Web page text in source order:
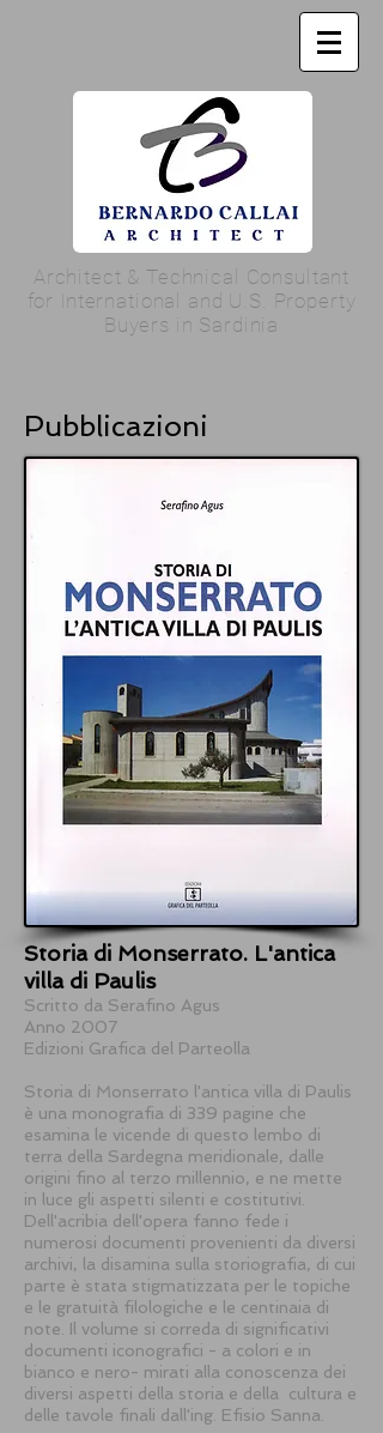
Architect & Technical Consultant
for International and U.S. Property
Buyers in Sardinia
Pubblicazioni
Storia di Monserrato. L'antica
villa di Paulis
​Scritto da Serafino Agus
​Anno 2007
Edizioni Grafica del Parteolla
Storia di Monserrato l'antica villa di Paulis
è una monografia di 339 pagine che
esamina le vicende di questo lembo di
terra della Sardegna meridionale, dalle
origini fino al terzo millennio, e ne mette
in luce gli aspetti silenti e costitutivi.
Dell'acribia dell'opera fanno fede i
numerosi documenti provenienti da diversi
archivi, la disamina sulla storiografia, di cui
parte è stata stigmatizzata per le topiche
e le gratuità filologiche e le centinaia di
note. Il volume si correda di significativi
documenti iconografici - a colori e in
bianco e nero- mirati alla conoscenza dei
diversi aspetti della storia e della cultura e
delle tavole finali dall'ing. Efisio Sanna.